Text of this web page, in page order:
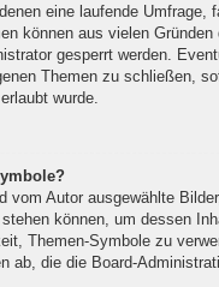
eine laufende Umfrage,
können aus vielen Gründen
gesperrt werden.
Themen zu schließen,
wurde.
vom Autor ausgewählte
können, um dessen
Themen-Symbole zu
ab, die die Board-